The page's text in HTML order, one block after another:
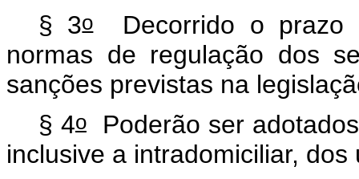
§ 3oDecorrido o prazo
normas de regulação dos
sanções previstas na
§ 4oPoderão ser
inclusive a intradomiciliar,